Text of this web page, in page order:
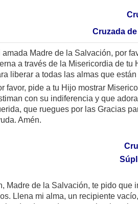
Cruzada
amada Madre de la Salvación, por
a través de la Misericordia de
liberar a todas las almas que
favor, pide a tu Hijo mostrar
con su indiferencia y que
que ruegues por las Gracias
Amén.
Madre de la Salvación, te pido que
Llena mi alma, un recipiente